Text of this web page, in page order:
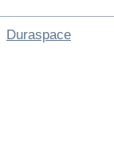
Duraspace